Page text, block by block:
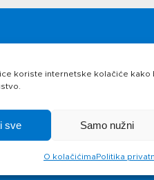
koriste internetske kolačiće kako
sve Samo nužni
O kolačićimaPolitika
Novosti